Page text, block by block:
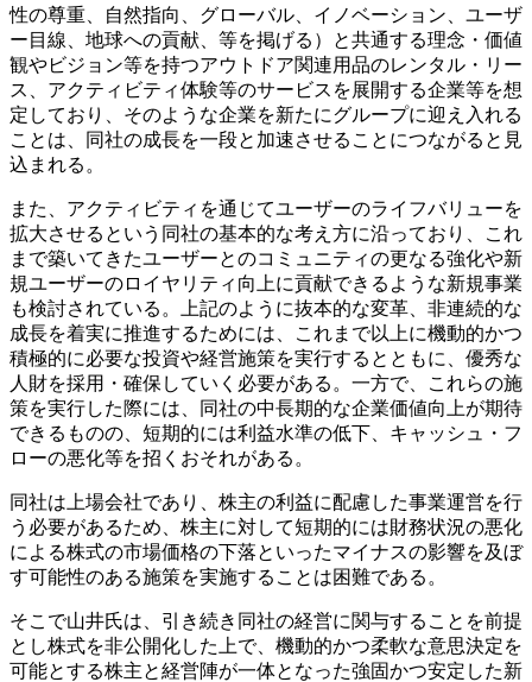
性の尊重、自然指向、グローバル、イノベーション、ユーザ
ー目線、地球への貢献、等を掲げる）と共通する理念・価値
観やビジョン等を持つアウトドア関連用品のレンタル・リー
ス、アクティビティ体験等のサービスを展開する企業等を想
定しており、そのような企業を新たにグループに迎え入れる
ことは、同社の成長を一段と加速させることにつながると見
込まれる。
また、アクティビティを通じてユーザーのライフバリューを
拡大させるという同社の基本的な考え方に沿っており、これ
まで築いてきたユーザーとのコミュニティの更なる強化や新
規ユーザーのロイヤリティ向上に貢献できるような新規事業
も検討されている。上記のように抜本的な変革、非連続的な
成長を着実に推進するためには、これまで以上に機動的かつ
積極的に必要な投資や経営施策を実行するとともに、優秀な
人財を採用・確保していく必要がある。一方で、これらの施
策を実行した際には、同社の中長期的な企業価値向上が期待
できるものの、短期的には利益水準の低下、キャッシュ・フ
ローの悪化等を招くおそれがある。
同社は上場会社であり、株主の利益に配慮した事業運営を行
う必要があるため、株主に対して短期的には財務状況の悪化
による株式の市場価格の下落といったマイナスの影響を及ぼ
す可能性のある施策を実施することは困難である。
そこで山井氏は、引き続き同社の経営に関与することを前提
とし株式を非公開化した上で、機動的かつ柔軟な意思決定を
可能とする株主と経営陣が一体となった強固かつ安定した新